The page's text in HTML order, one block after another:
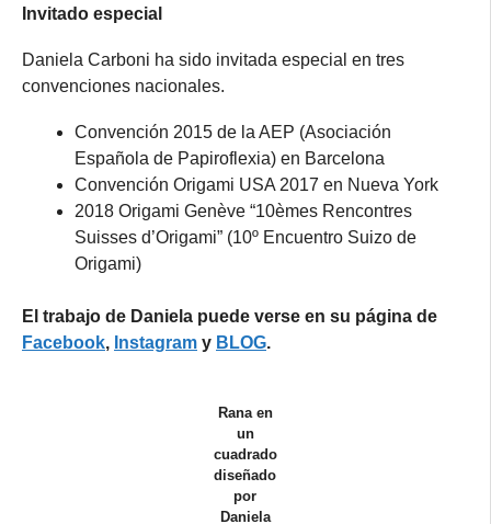
Invitado especial
Daniela Carboni ha sido invitada especial en tres
convenciones nacionales.
Convención 2015 de la AEP (Asociación
Española de Papiroflexia) en Barcelona
Convención Origami USA 2017 en Nueva York
2018 Origami Genève “10èmes Rencontres
Suisses d’Origami” (10º Encuentro Suizo de
Origami)
El trabajo de Daniela puede verse en su página de
Facebook, Instagram y BLOG.
Rana en
un
cuadrado
diseñado
por
Daniela